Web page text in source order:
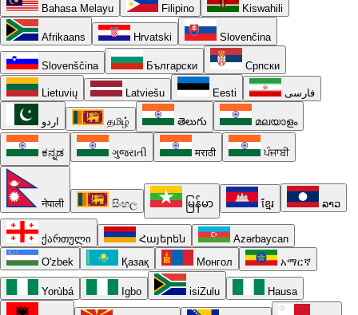
Bahasa Melayu Filipino Kiswahili
Afrikaans Hrvatski Slovenčina
Slovenščina Български Српски
Lietuvių Latviešu Eesti فارسی
اردو தமிழ் తెలుగు മലയാളം
ಕನ್ನಡ ગુજરાતી मराठी ਪੰਜਾਬੀ
नेपाली සිංහල မြန်မာ ខ្មែរ ລາວ
ქართული Հայերեն
Azərbaycan
O'zbek
Қазақ Монгол አማርኛ
Yorùbá Igbo isiZulu Hausa